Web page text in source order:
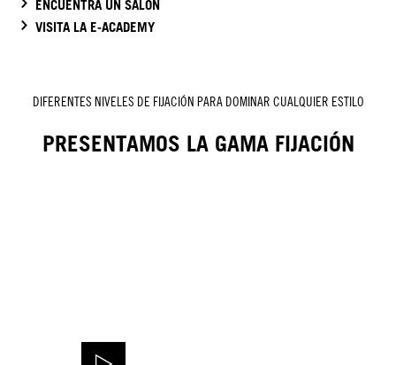
ENCUENTRA UN SALÓN
VISITA LA E-ACADEMY
DIFERENTES NIVELES DE FIJACIÓN PARA DOMINAR CUALQUIER ESTILO
PRESENTAMOS LA GAMA FIJACIÓN